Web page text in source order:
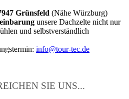
Grünsfeld (Nähe Würzburg)
unsere Dachzelte nicht nur
und selbstverständlich
info@tour-tec.de
SIE UNS...